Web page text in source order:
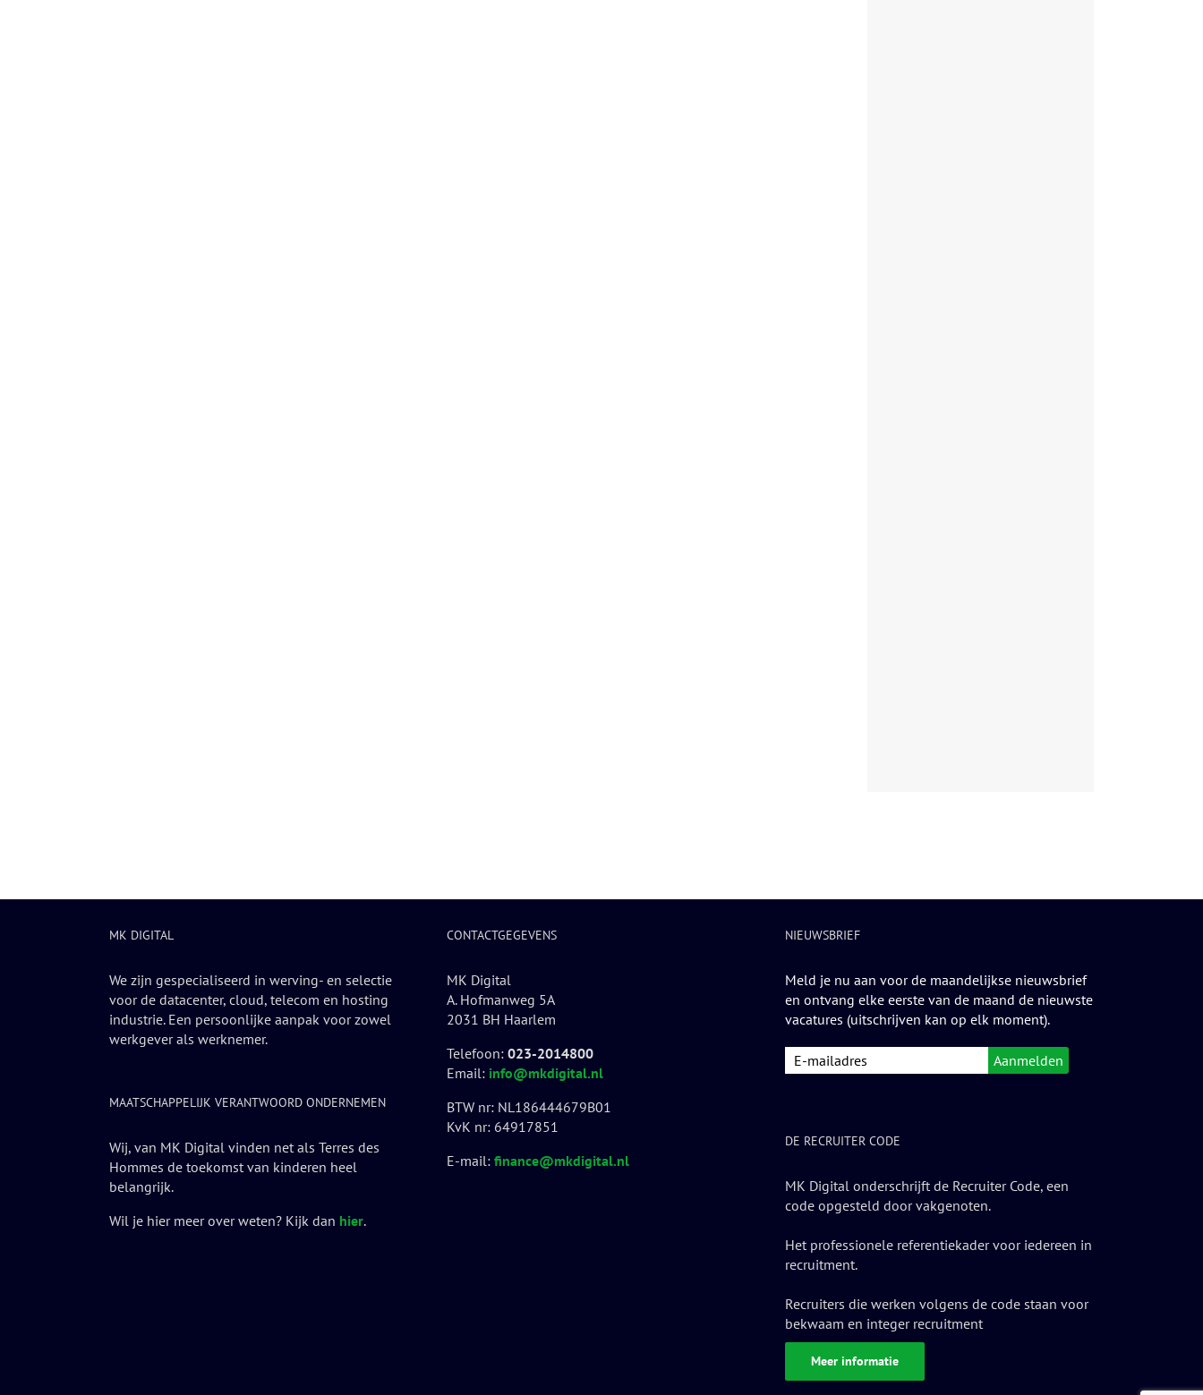
MK DIGITAL
We zijn gespecialiseerd in werving- en selectie
voor de datacenter, cloud, telecom en hosting
industrie. Een persoonlijke aanpak voor zowel
werkgever als werknemer.
MAATSCHAPPELIJK VERANTWOORD ONDERNEMEN
Wij, van MK Digital vinden net als Terres des
Hommes de toekomst van kinderen heel
belangrijk.
Wil je hier meer over weten? Kijk dan hier.
CONTACTGEGEVENS
MK Digital
A. Hofmanweg 5A
2031 BH Haarlem
Telefoon:023-2014800
Email: info@mkdigital.nl
BTW nr: NL186444679B01
KvK nr: 64917851
E-mail:finance@mkdigital.nl
NIEUWSBRIEF
Meld je nu aan voor de maandelijkse nieuwsbrief
en ontvang elke eerste van de maand de nieuwste
vacatures (uitschrijven kan op elk moment).
DE RECRUITER CODE
MK Digital onderschrijft de Recruiter Code, een
code opgesteld door vakgenoten.
Het professionele referentiekader voor iedereen in
recruitment.
Recruiters die werken volgens de code staan voor
bekwaam en integer recruitment
Meer informatie